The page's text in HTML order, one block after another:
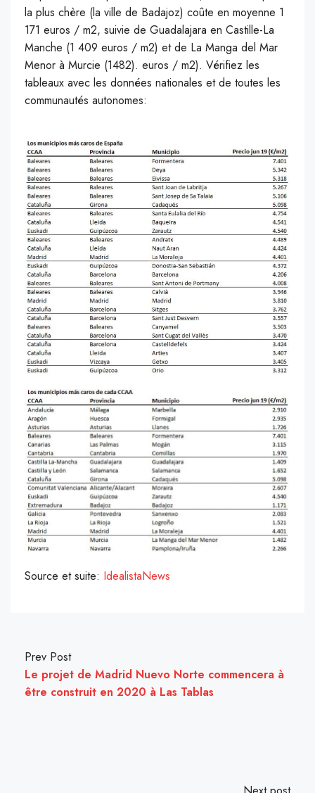
la plus chère (la ville de Badajoz) coûte en moyenne 1
171 euros / m2, suivie de Guadalajara en Castille-La
Manche (1 409 euros / m2) et de La Manga del Mar
Menor à Murcie (1482). euros / m2). Vérifiez les
tableaux avec les données nationales et de toutes les
communautés autonomes:
Source et suite: IdealistaNews
Prev Post
Le projet de Madrid Nuevo Norte commencera à
être construit en 2020 à Las Tablas